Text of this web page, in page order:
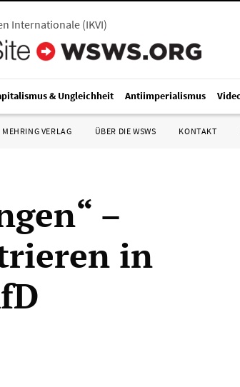
Internationale(IKVI)
& Ungleichheit Antiimperialismus
MEHRING VERLAG ÜBER DIE WSWS KONTAKT
–
in